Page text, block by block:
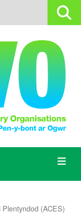
(ACES)